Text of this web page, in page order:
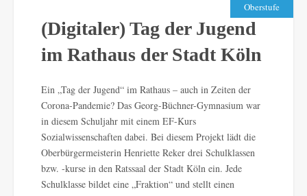
Oberstufe
(Digitaler) Tag der Jugend
im Rathaus der Stadt Köln
Ein „Tag der Jugend“ im Rathaus – auch in Zeiten der
Corona-Pandemie? Das Georg-Büchner-Gymnasium war
in diesem Schuljahr mit einem EF-Kurs
Sozialwissenschaften dabei. Bei diesem Projekt lädt die
Oberbürgermeisterin Henriette Reker drei Schulklassen
bzw. -kurse in den Ratssaal der Stadt Köln ein. Jede
Schulklasse bildet eine „Fraktion“ und stellt einen